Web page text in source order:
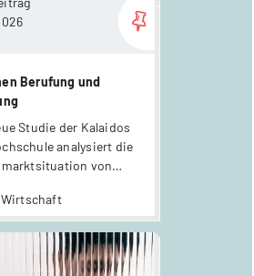
Berufung und
Studie der Kalaidos
analysiert die
von
Wirtschaft
more...